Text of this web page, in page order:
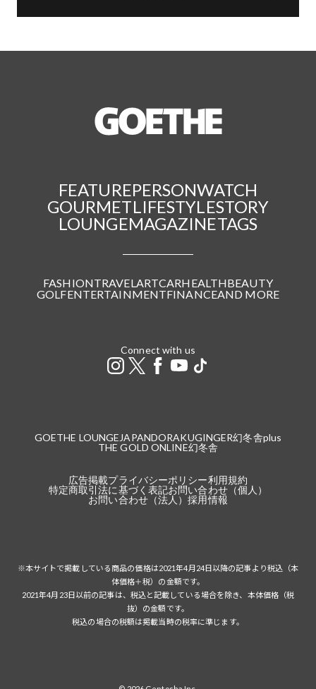
FEATUREPERSONWATCH
GOURMETLIFESTYLESTORY
LOUNGEMAGAZINETAGS
FASHIONTRAVELARTCARHEALTHBEAUTY
GOLFENTERTAINMENTFINANCEAND MORE
Connect with us
GOETHE LOUNGE JAPANDORAKUGINGER幻冬舎plus
THE GOLD ONLINE幻冬舎
広告掲載プライバシーポリシー利用規約
特定商取引法に基づく表記お問い合わせ（個人）
お問い合わせ（法人）採用情報
※本サイトで掲載している商品の価格は2021年4月24日以降の記事より税込（本
体価格＋税）の金額です。
2021年4月23日以前の記事は、税込と記載している場合を除き、本体価格（税
抜）の金額です。
税込の場合の税額は掲載当時の税率に準じます。